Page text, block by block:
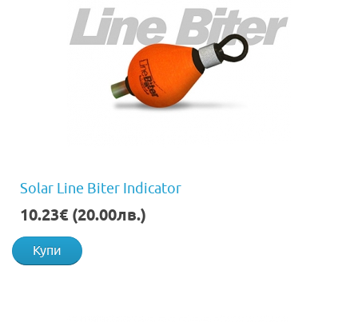
Solar Line Biter Indicator
10.23€ (20.00лв.)
Купи